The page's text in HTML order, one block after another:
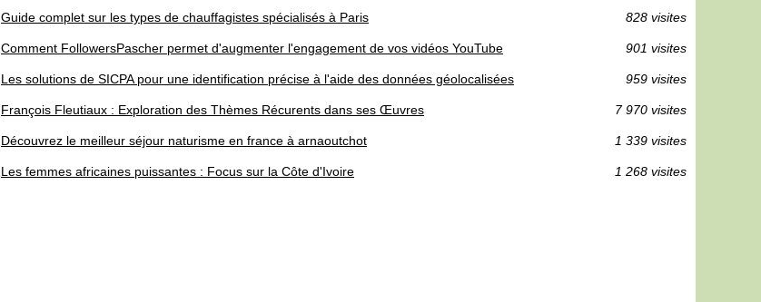
Guide complet sur les types de chauffagistes spécialisés à Paris 828 visites
Comment FollowersPascher permet d'augmenter l'engagement de vos vidéos YouTube 901 visites
Les solutions de SICPA pour une identification précise à l'aide des données géolocalisées 959 visites
François Fleutiaux : Exploration des Thèmes Récurents dans ses Œuvres 7 970 visites
Découvrez le meilleur séjour naturisme en france à arnaoutchot 1 339 visites
Les femmes africaines puissantes : Focus sur la Côte d'Ivoire 1 268 visites